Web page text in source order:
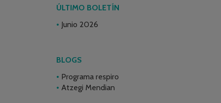
ÚLTIMO BOLETÍN
Junio 2026
BLOGS
Programa respiro
Atzegi Mendian